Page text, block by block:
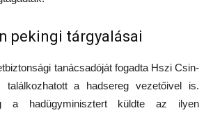
pekingi tárgyalásai
tanácsadóját fogadta Hszi Csin-
a hadsereg vezetőivel is.
a hadügyminisztert küldte az ilyen